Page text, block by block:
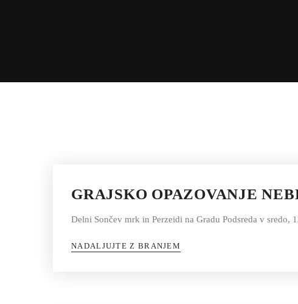
GRAJSKO OPAZOVANJE
Delni Sončev mrk in Perzeidi na Gradu Podsreda v
NADALJUJTE Z BRANJEM